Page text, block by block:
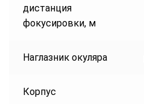
дистанция
фокусировки, м
Наглазник окуляра
Корпус